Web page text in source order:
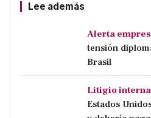
Lee además
Alerta
tensión
Brasil
Litigio
Estados